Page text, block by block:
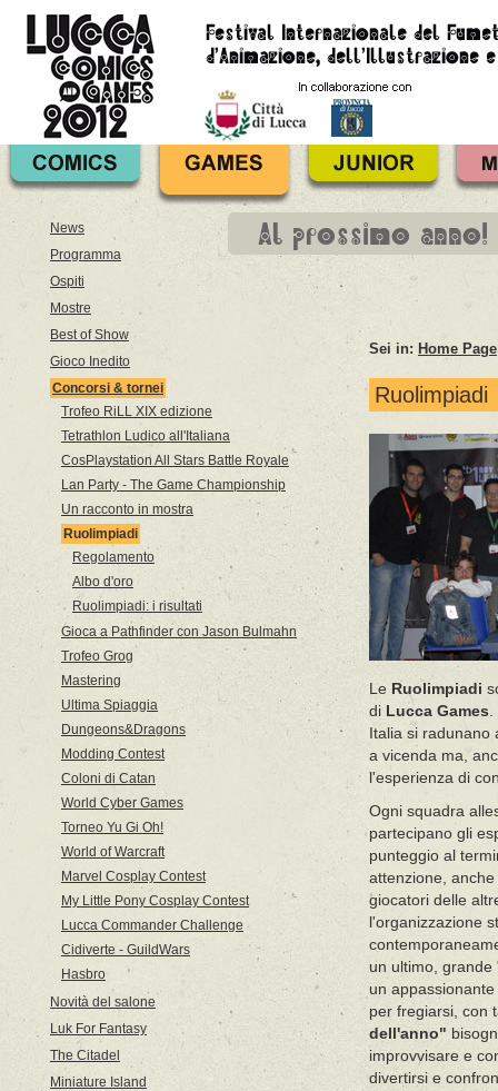
Al prossimo anno!
News
Programma
Ospiti
Mostre
Best of Show
Gioco Inedito
Concorsi & tornei
Trofeo RiLL XIX edizione
Tetrathlon Ludico all'Italiana
CosPlaystation All Stars Battle Royale
Lan Party - The Game Championship
Un racconto in mostra
Ruolimpiadi
Regolamento
Albo d'oro
Ruolimpiadi: i risultati
Gioca a Pathfinder con Jason Bulmahn
Trofeo Grog
Mastering
Ultima Spiaggia
Dungeons&Dragons
Modding Contest
Coloni di Catan
World Cyber Games
Torneo Yu Gi Oh!
World of Warcraft
Marvel Cosplay Contest
My Little Pony Cosplay Contest
Lucca Commander Challenge
Cidiverte - GuildWars
Hasbro
Novità del salone
Luk For Fantasy
The Citadel
Miniature Island
Sei in: Home Page
Ruolimpiadi
Le Ruolimpiadi
di Lucca Games.
Italia si
a vicenda ma,
l'esperienza di
Ogni squadra
partecipano gli
punteggio al
attenzione,
giocatori delle
l'organizzazione
un ultimo,
un
per fregiarsi, con
dell'anno"
improvvisare e
divertirsi e